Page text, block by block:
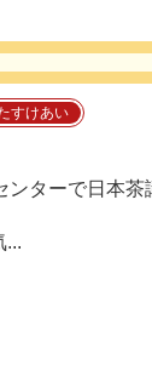
すけあい
ンターで日本茶
...